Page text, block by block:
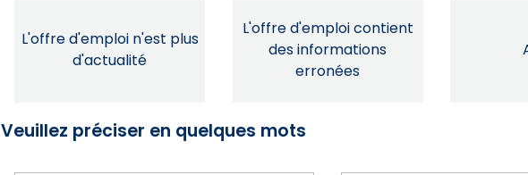
L'offre d'emploi n'est plus
d'actualité
L'offre d'emploi contient
des informations
erronées
Veuillez préciser en quelques mots